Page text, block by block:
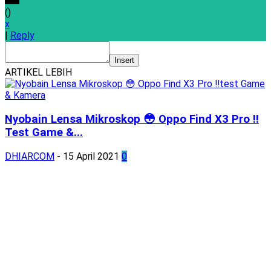
()
x
Reply
Insert
ARTIKEL LEBIH
Nyobain Lensa Mikroskop 😳 Oppo Find X3 Pro ‼️
Test Game &...
DHIARCOM - 15 April 2021 0